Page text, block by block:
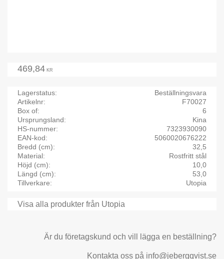
469,84 KR
Lagerstatus
Beställningsvara
Artikelnr
F70027
Box of
6
Ursprungsland
Kina
HS-nummer
7323930090
EAN-kod
5060020676222
Bredd (cm)
32,5
Material
Rostfritt stål
Höjd (cm)
10,0
Längd (cm)
53,0
Tillverkare
Utopia
Visa alla produkter från Utopia
Är du företagskund och vill lägga en beställning?
Kontakta oss på info@jebergqvist.se